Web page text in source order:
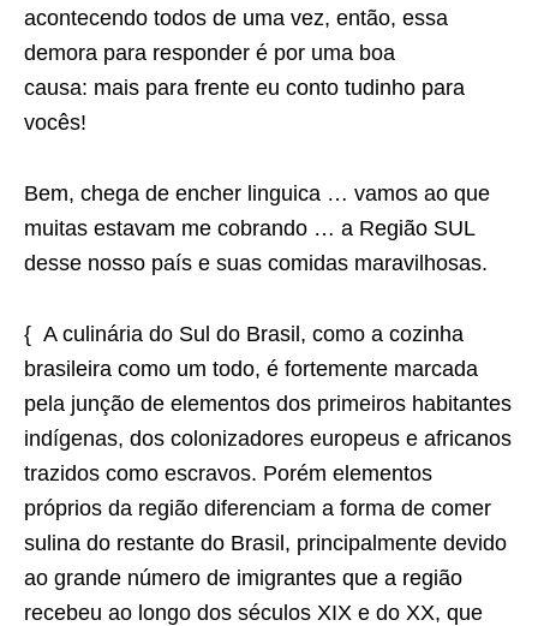
acontecendo todos de uma vez, então, essa
demora para responder é por uma boa
causa: mais para frente eu conto tudinho para
vocês!
Bem, chega de encher linguica … vamos ao que
muitas estavam me cobrando … a Região SUL
desse nosso país e suas comidas maravilhosas.
{ A culinária do Sul do Brasil, como a cozinha
brasileira como um todo, é fortemente marcada
pela junção de elementos dos primeiros habitantes
indígenas, dos colonizadores europeus e africanos
trazidos como escravos. Porém elementos
próprios da região diferenciam a forma de comer
sulina do restante do Brasil, principalmente devido
ao grande número de imigrantes que a região
recebeu ao longo dos séculos XIX e do XX, que